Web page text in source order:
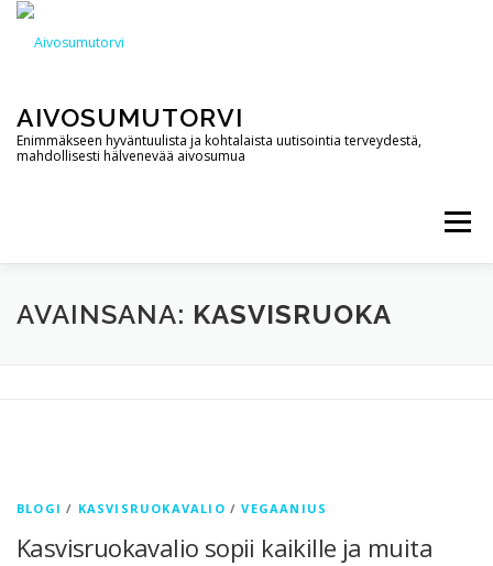
Siirry
AIVOSUMUTORVI
Enimmäkseen hyväntuulista ja kohtalaista uutisointia terveydestä,
mahdollisesti hälvenevää aivosumua
Valikko
AIVOSUMUTORVI PALVELUT YHTEYSTIEDOT
AVAINSANA: KASVISRUOKA
BLOGI / KASVISRUOKAVALIO /VEGAANIUS
Kasvisruokavalio sopii kaikille ja muita